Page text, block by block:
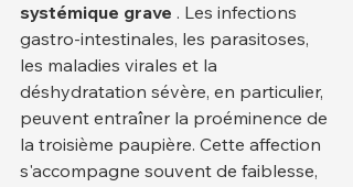
systémique grave . Les infections
gastro-intestinales, les parasitoses,
les maladies virales et la
déshydratation sévère, en particulier,
peuvent entraîner la proéminence de
la troisième paupière. Cette affection
s'accompagne souvent de faiblesse,